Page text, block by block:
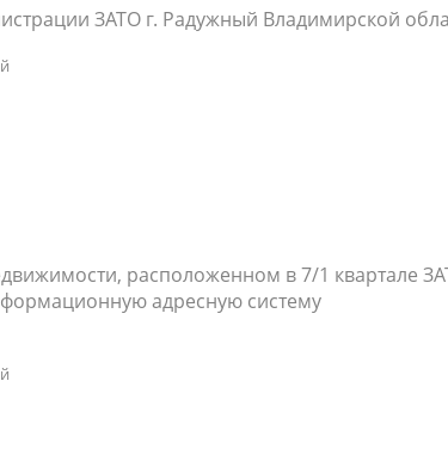
ЗАТО г. Радужный Владимирской
расположенном в 7/1 квартале
адресную систему